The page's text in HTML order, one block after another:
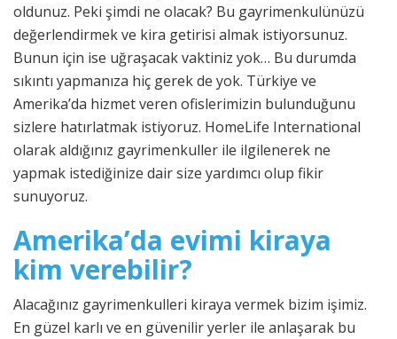
oldunuz. Peki şimdi ne olacak? Bu gayrimenkulünüzü
değerlendirmek ve kira getirisi almak istiyorsunuz.
Bunun için ise uğraşacak vaktiniz yok… Bu durumda
sıkıntı yapmanıza hiç gerek de yok. Türkiye ve
Amerika’da hizmet veren ofislerimizin bulunduğunu
sizlere hatırlatmak istiyoruz. HomeLife International
olarak aldığınız gayrimenkuller ile ilgilenerek ne
yapmak istediğinize dair size yardımcı olup fikir
sunuyoruz.
Amerika’da evimi kiraya
kim verebilir?
Alacağınız gayrimenkulleri kiraya vermek bizim işimiz.
En güzel karlı ve en güvenilir yerler ile anlaşarak bu